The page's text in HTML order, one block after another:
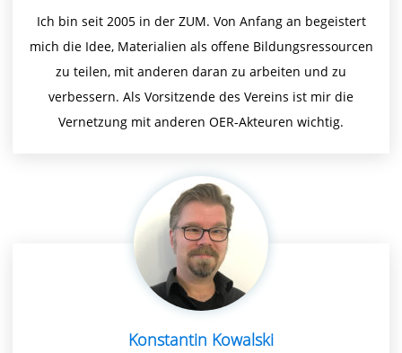
Ich bin seit 2005 in der ZUM. Von Anfang an begeistert
mich die Idee, Materialien als offene Bildungsressourcen
zu teilen, mit anderen daran zu arbeiten und zu
verbessern. Als Vorsitzende des Vereins ist mir die
Vernetzung mit anderen OER-Akteuren wichtig.
Konstantin Kowalski